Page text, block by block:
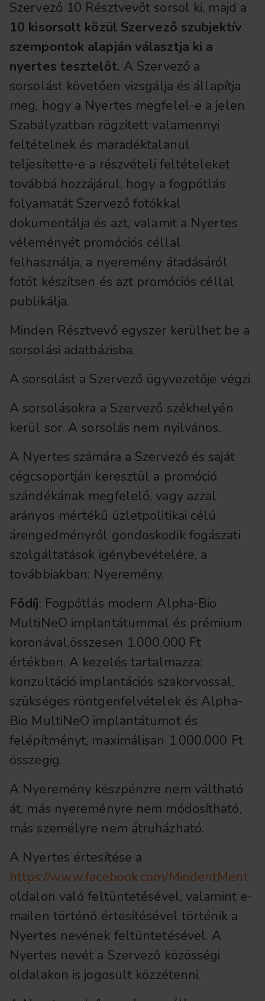
Szervező 10 Résztvevőt sorsol ki, majd a
10 kisorsolt közül Szervező szubjektív
szempontok alapján választja ki a
nyertes tesztelőt. A Szervező a
sorsolást követően vizsgálja és állapítja
meg, hogy a Nyertes megfelel-e a jelen
Szabályzatban rögzített valamennyi
feltételnek és maradéktalanul
teljesítette-e a részvételi feltételeket
továbbá hozzájárul, hogy a fogpótlás
folyamatát Szervező fotókkal
dokumentálja és azt, valamit a Nyertes
véleményét promóciós céllal
felhasználja, a nyeremény átadásáról
fotót készítsen és azt promóciós céllal
publikálja.
Minden Résztvevő egyszer kerülhet be a
sorsolási adatbázisba.
A sorsolást a Szervező ügyvezetője végzi.
A sorsolásokra a Szervező székhelyén
kerül sor. A sorsolás nem nyilvános.
A Nyertes számára a Szervező és saját
cégcsoportján keresztül a promóció
szándékának megfelelő, vagy azzal
arányos mértékű üzletpolitikai célú
árengedményről gondoskodik fogászati
szolgáltatások igénybevételére, a
továbbiakban: Nyeremény.
Fődíj: Fogpótlás modern Alpha-Bio
MultiNeO implantátummal és prémium
koronával,összesen 1.000.000 Ft
értékben. A kezelés tartalmazza:
konzultáció implantációs szakorvossal,
szükséges röntgenfelvételek és Alpha-
Bio MultiNeO implantátumot és
felépítményt, maximálisan 1.000.000 Ft
összegig.
A Nyeremény készpénzre nem váltható
át, más nyereményre nem módosítható,
más személyre nem átruházható.
A Nyertes értesítése a
https://www.facebook.com/MindentMent
oldalon való feltüntetésével, valamint e-
mailen történő értesítésével történik a
Nyertes nevének feltüntetésével. A
Nyertes nevét a Szervező közösségi
oldalakon is jogosult közzétenni.